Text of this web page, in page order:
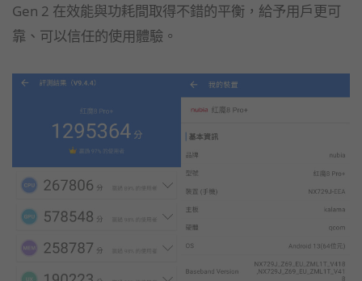
Gen 2 在效能與功耗間取得不錯的平衡，給予用戶更可
靠、可以信任的使用體驗。